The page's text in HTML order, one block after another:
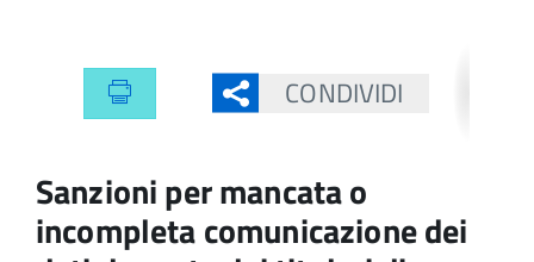
CONDIVIDI
Sanzioni per mancata o
incompleta comunicazione dei